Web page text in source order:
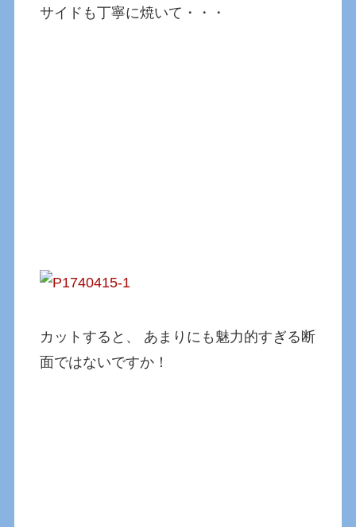
サイドも丁寧に焼いて・・・
カットすると、 あまりにも魅力的すぎる断
面ではないですか！